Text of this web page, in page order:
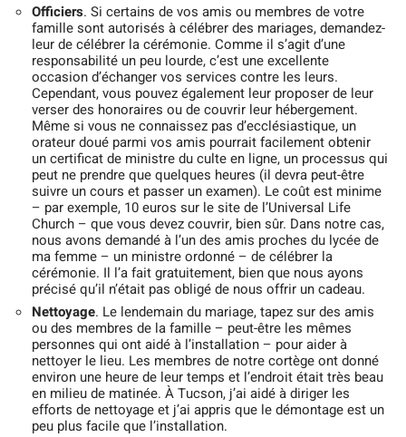
Officiers. Si certains de vos amis ou membres de votre
famille sont autorisés à célébrer des mariages, demandez-
leur de célébrer la cérémonie. Comme il s’agit d’une
responsabilité un peu lourde, c’est une excellente
occasion d’échanger vos services contre les leurs.
Cependant, vous pouvez également leur proposer de leur
verser des honoraires ou de couvrir leur hébergement.
Même si vous ne connaissez pas d’ecclésiastique, un
orateur doué parmi vos amis pourrait facilement obtenir
un certificat de ministre du culte en ligne, un processus qui
peut ne prendre que quelques heures (il devra peut-être
suivre un cours et passer un examen). Le coût est minime
– par exemple, 10 euros sur le site de l’Universal Life
Church – que vous devez couvrir, bien sûr. Dans notre cas,
nous avons demandé à l’un des amis proches du lycée de
ma femme – un ministre ordonné – de célébrer la
cérémonie. Il l’a fait gratuitement, bien que nous ayons
précisé qu’il n’était pas obligé de nous offrir un cadeau.
Nettoyage. Le lendemain du mariage, tapez sur des amis
ou des membres de la famille – peut-être les mêmes
personnes qui ont aidé à l’installation – pour aider à
nettoyer le lieu. Les membres de notre cortège ont donné
environ une heure de leur temps et l’endroit était très beau
en milieu de matinée. À Tucson, j’ai aidé à diriger les
efforts de nettoyage et j’ai appris que le démontage est un
peu plus facile que l’installation.